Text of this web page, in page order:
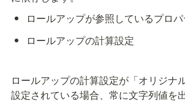
ロールアップが参照しているプロ
ロールアップの計算設定
ロールアップの計算設定が「オリジナ
設定されている場合、常に文字列値を